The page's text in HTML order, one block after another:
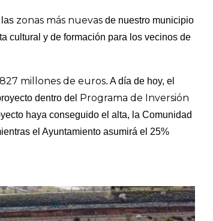
zonas más nuevas de nuestro municipio
cultural y de formación para los vecinos de
millones de euros. A día de hoy, el
dentro del
Programa de Inversión
haya conseguido el alta, la Comunidad
el Ayuntamiento asumirá el 25%